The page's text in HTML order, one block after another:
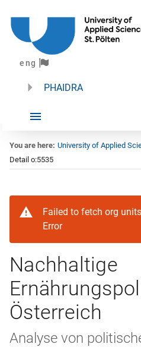
eng
PHAIDRA
You are here: University of Applied
Detail o:5535
Failed to fetch org
Error
Nachhaltige
Österreich
Analyse von